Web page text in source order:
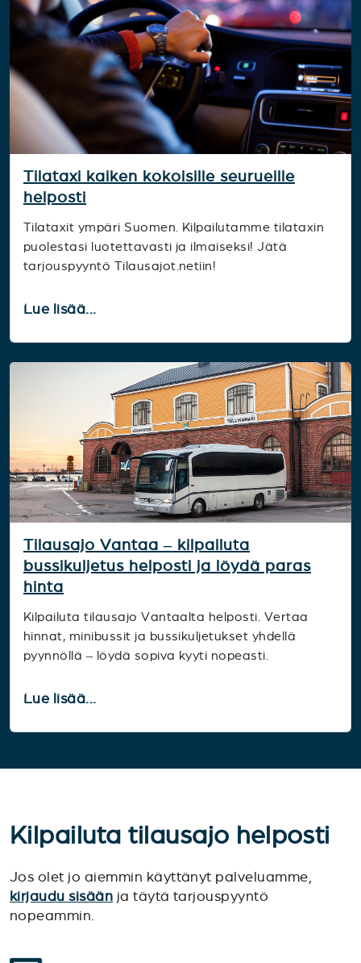
Tilataxi kaiken kokoisille seurueille
helposti
Tilataxit ympäri Suomen. Kilpailutamme tilataxin
puolestasi luotettavasti ja ilmaiseksi! Jätä
tarjouspyyntö Tilausajot.netiin!
Lue lisää...
Tilausajo Vantaa – kilpailuta
bussikuljetus helposti ja löydä paras
hinta
Kilpailuta tilausajo Vantaalta helposti. Vertaa
hinnat, minibussit ja bussikuljetukset yhdellä
pyynnöllä – löydä sopiva kyyti nopeasti.
Lue lisää...
Kilpailuta tilausajo helposti
Jos olet jo aiemmin käyttänyt palveluamme,
kirjaudu sisään ja täytä tarjouspyyntö
nopeammin.